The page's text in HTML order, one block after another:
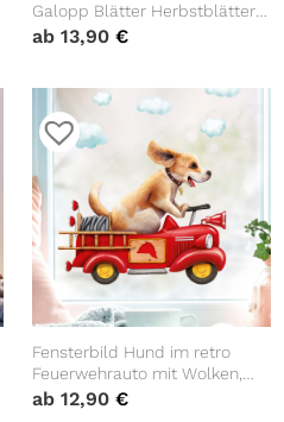
Galopp Blätter Herbstblätter
bunt farbig
ab 13,90 €
Fensterbild Hund im retro
Feuerwehrauto mit Wolken,
Fensterdeko Kinderzimmer
ab 12,90 €